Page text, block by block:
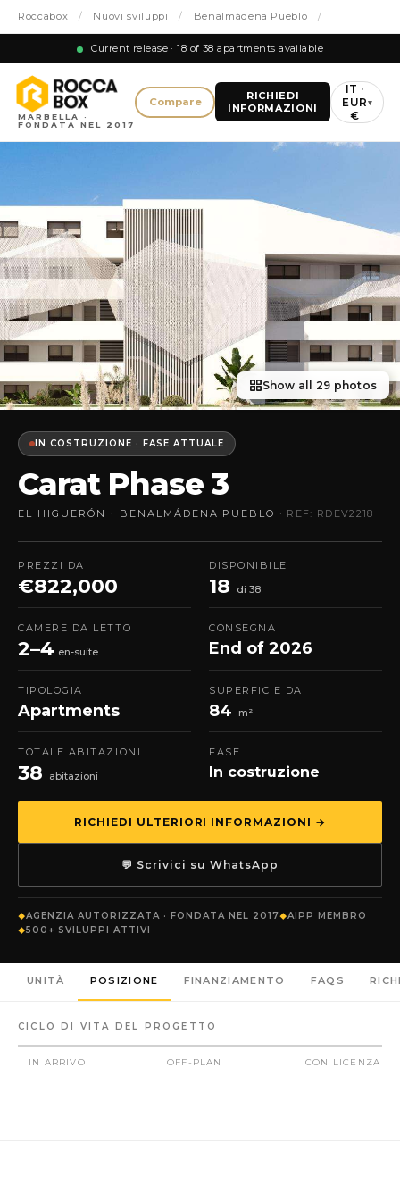
Roccabox / Nuovi sviluppi / Benalmádena Pueblo /
Current release · 18 of 38 apartments available
MARBELLA ·
FONDATA NEL 2017
Compare
RICHIEDI
INFORMAZIONI
IT ·
EUR
€
▾
Show all 29 photos
IN COSTRUZIONE · FASE ATTUALE
Carat Phase 3
EL HIGUERÓN · BENALMÁDENA PUEBLO · REF: RDEV2218
PREZZI DA
€822,000
DISPONIBILE
18 di 38
CAMERE DA LETTO
2–4 en-suite
CONSEGNA
End of 2026
TIPOLOGIA
Apartments
SUPERFICIE DA
84 m²
TOTALE ABITAZIONI
38 abitazioni
FASE
In costruzione
RICHIEDI ULTERIORI INFORMAZIONI →
💬 Scrivici su WhatsApp
AGENZIA AUTORIZZATA · FONDATA NEL 2017
AIPP MEMBRO
500+ SVILUPPI ATTIVI
UNITÀ POSIZIONE FINANZIAMENTO FAQS
CICLO DI VITA DEL PROGETTO
IN ARRIVO OFF-PLAN CON LICENZA